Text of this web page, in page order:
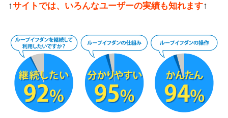
↑サイトでは、いろんなユーザーの実績も知れます↑